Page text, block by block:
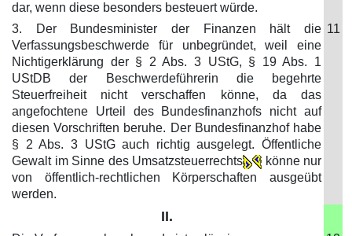
dar, wenn diese besonders besteuert würde.
3. Der Bundesminister der Finanzen hält die
Verfassungsbeschwerde für unbegründet, weil eine
Nichtigerklärung der § 2 Abs. 3 UStG, § 19 Abs. 1
UStDB der Beschwerdeführerin die begehrte
Steuerfreiheit nicht verschaffen könne, da das
angefochtene Urteil des Bundesfinanzhofs nicht auf
diesen Vorschriften beruhe. Der Bundesfinanzhof habe
§ 2 Abs. 3 UStG auch richtig ausgelegt. Öffentliche
Gewalt im Sinne des Umsatzsteuerrechts
könne nur
von öffentlich-rechtlichen Körperschaften ausgeübt
werden.
11
II.